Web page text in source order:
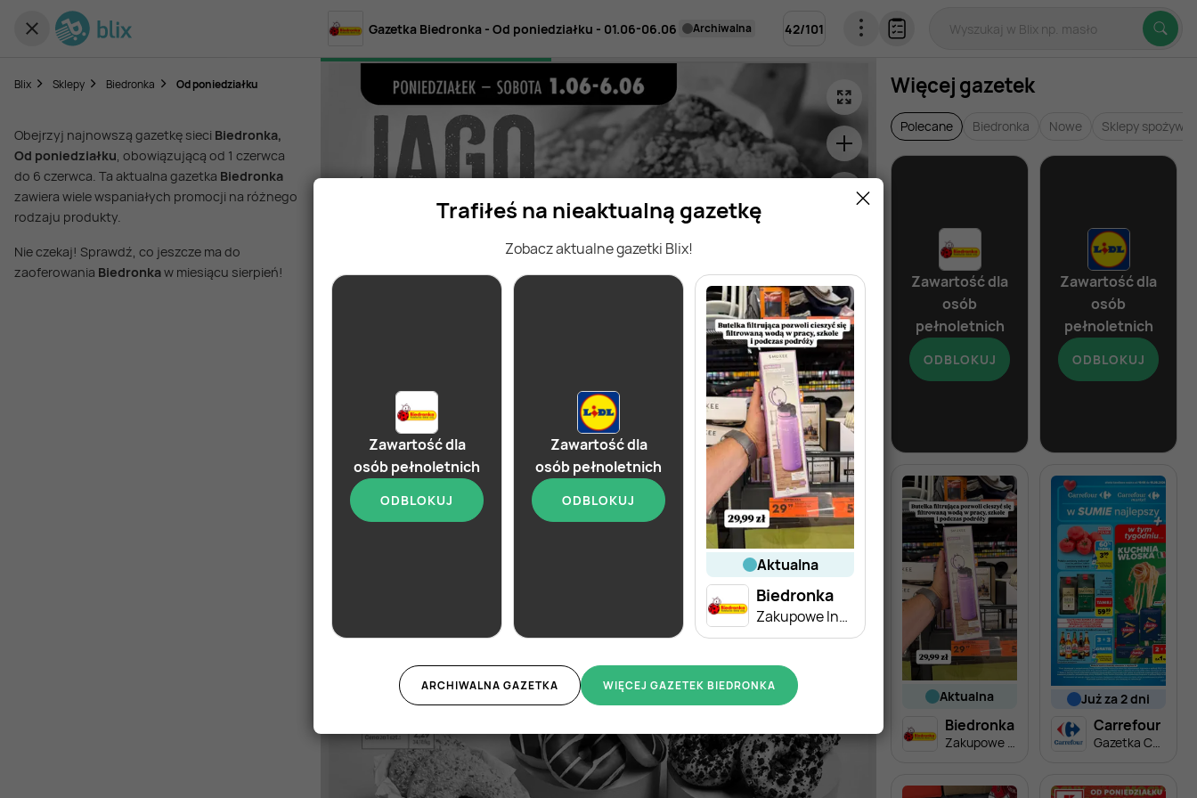
Trafiłeś na nieaktualną gazetkę
Zobacz aktualne gazetki Blix!
Zawartość dla
osób pełnoletnich
ODBLOKUJ
Zawartość dla
osób pełnoletnich
ODBLOKUJ
aktualna
Biedronka
Zakupowe Inspiracje - produkty do domu i dodatki modowe
WIĘCEJ GAZETEK BIEDRONKA
ARCHIWALNA GAZETKA
Gazetka Biedronka - Od poniedziałku - 01.06-06.06 archiwalna 42/101
Blix Sklepy Biedronka Od poniedziałku
Obejrzyj najnowszą gazetkę sieci Biedronka,
Od poniedziałku, obowiązującą od 1 czerwca
do 6 czerwca. Ta aktualna gazetka Biedronka
zawiera wiele wspaniałych promocji na różnego
rodzaju produkty.
Nie czekaj! Sprawdź, co jeszcze ma do
zaoferowania Biedronkaw miesiącu sierpień!
Więcej gazetek
Polecane Biedronka Nowe Sklepy
Zawartość dla
osób
pełnoletnich
ODBLOKUJ
Zawartość dla
osób
pełnoletnich
ODBLOKUJ
aktualna
Biedronka
już za 2 dni
Carrefour